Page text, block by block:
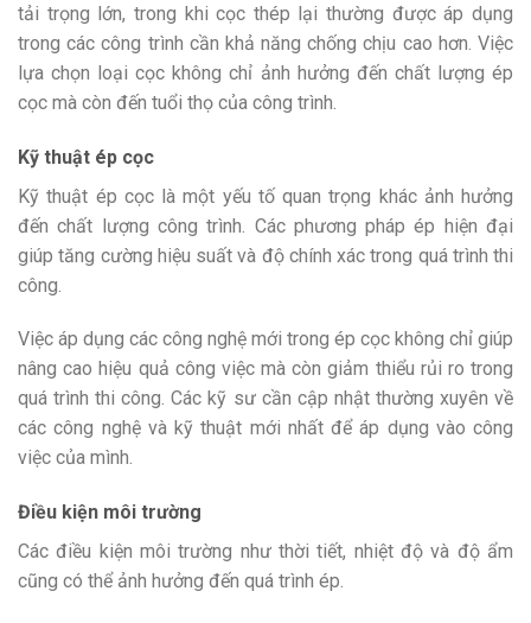
tải trọng lớn, trong khi cọc thép lại thường được áp dụng
trong các công trình cần khả năng chống chịu cao hơn. Việc
lựa chọn loại cọc không chỉ ảnh hưởng đến chất lượng ép
cọc mà còn đến tuổi thọ của công trình.
Kỹ thuật ép cọc
Kỹ thuật ép cọc là một yếu tố quan trọng khác ảnh hưởng
đến chất lượng công trình. Các phương pháp ép hiện đại
giúp tăng cường hiệu suất và độ chính xác trong quá trình thi
công.
Việc áp dụng các công nghệ mới trong ép cọc không chỉ giúp
nâng cao hiệu quả công việc mà còn giảm thiểu rủi ro trong
quá trình thi công. Các kỹ sư cần cập nhật thường xuyên về
các công nghệ và kỹ thuật mới nhất để áp dụng vào công
việc của mình.
Điều kiện môi trường
Các điều kiện môi trường như thời tiết, nhiệt độ và độ ẩm
cũng có thể ảnh hưởng đến quá trình ép.